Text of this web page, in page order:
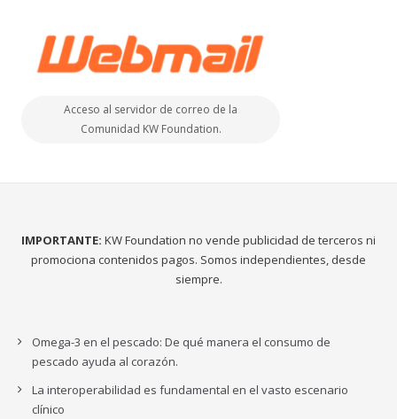
Acceso al servidor de correo de la
Comunidad KW Foundation.
IMPORTANTE: KW Foundation no vende publicidad de terceros ni
promociona contenidos pagos. Somos independientes, desde
siempre.
Omega-3 en el pescado: De qué manera el consumo de
pescado ayuda al corazón.
La interoperabilidad es fundamental en el vasto escenario
clínico